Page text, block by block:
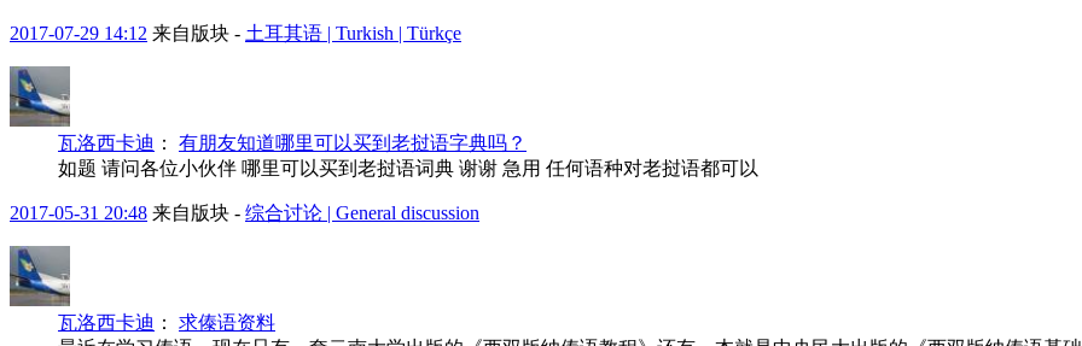
2017-07-29 14:12 来自版块 - 土耳其语 | Turkish | Türkçe
瓦洛西卡迪 ： 有朋友知道哪里可以买到老挝语字典吗？
如题 请问各位小伙伴 哪里可以买到老挝语词典 谢谢 急用 任何语种对老挝语都可以
2017-05-31 20:48 来自版块 - 综合讨论 | General discussion
瓦洛西卡迪 ： 求傣语资料